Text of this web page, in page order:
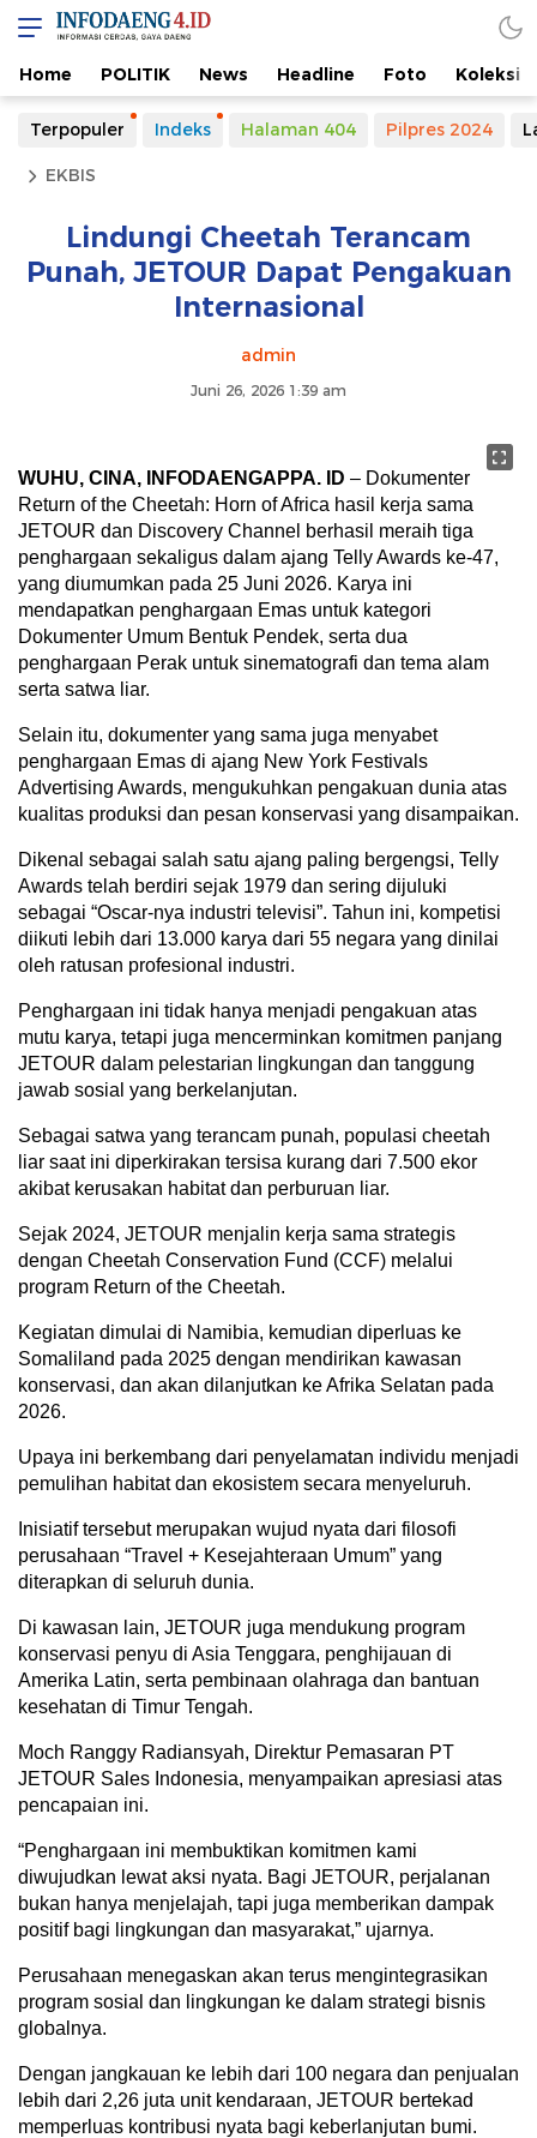
Home POLITIK News Headline Foto Koleksi
Terpopuler Indeks Halaman 404 Pilpres 2024
EKBIS
Lindungi Cheetah Terancam
Punah, JETOUR Dapat Pengakuan
Internasional
admin
Juni 26, 2026 1:39 am
WUHU, CINA, INFODAENGAPPA. ID – Dokumenter
Return of the Cheetah: Horn of Africa hasil kerja sama
JETOUR dan Discovery Channel berhasil meraih tiga
penghargaan sekaligus dalam ajang Telly Awards ke-47,
yang diumumkan pada 25 Juni 2026. Karya ini
mendapatkan penghargaan Emas untuk kategori
Dokumenter Umum Bentuk Pendek, serta dua
penghargaan Perak untuk sinematografi dan tema alam
serta satwa liar.
Selain itu, dokumenter yang sama juga menyabet
penghargaan Emas di ajang New York Festivals
Advertising Awards, mengukuhkan pengakuan dunia atas
kualitas produksi dan pesan konservasi yang disampaikan.
Dikenal sebagai salah satu ajang paling bergengsi, Telly
Awards telah berdiri sejak 1979 dan sering dijuluki
sebagai “Oscar-nya industri televisi”. Tahun ini, kompetisi
diikuti lebih dari 13.000 karya dari 55 negara yang dinilai
oleh ratusan profesional industri.
Penghargaan ini tidak hanya menjadi pengakuan atas
mutu karya, tetapi juga mencerminkan komitmen panjang
JETOUR dalam pelestarian lingkungan dan tanggung
jawab sosial yang berkelanjutan.
Sebagai satwa yang terancam punah, populasi cheetah
liar saat ini diperkirakan tersisa kurang dari 7.500 ekor
akibat kerusakan habitat dan perburuan liar.
Sejak 2024, JETOUR menjalin kerja sama strategis
dengan Cheetah Conservation Fund (CCF) melalui
program Return of the Cheetah.
Kegiatan dimulai di Namibia, kemudian diperluas ke
Somaliland pada 2025 dengan mendirikan kawasan
konservasi, dan akan dilanjutkan ke Afrika Selatan pada
2026.
Upaya ini berkembang dari penyelamatan individu menjadi
pemulihan habitat dan ekosistem secara menyeluruh.
Inisiatif tersebut merupakan wujud nyata dari filosofi
perusahaan “Travel + Kesejahteraan Umum” yang
diterapkan di seluruh dunia.
Di kawasan lain, JETOUR juga mendukung program
konservasi penyu di Asia Tenggara, penghijauan di
Amerika Latin, serta pembinaan olahraga dan bantuan
kesehatan di Timur Tengah.
Moch Ranggy Radiansyah, Direktur Pemasaran PT
JETOUR Sales Indonesia, menyampaikan apresiasi atas
pencapaian ini.
“Penghargaan ini membuktikan komitmen kami
diwujudkan lewat aksi nyata. Bagi JETOUR, perjalanan
bukan hanya menjelajah, tapi juga memberikan dampak
positif bagi lingkungan dan masyarakat,” ujarnya.
Perusahaan menegaskan akan terus mengintegrasikan
program sosial dan lingkungan ke dalam strategi bisnis
globalnya.
Dengan jangkauan ke lebih dari 100 negara dan penjualan
lebih dari 2,26 juta unit kendaraan, JETOUR bertekad
memperluas kontribusi nyata bagi keberlanjutan bumi.